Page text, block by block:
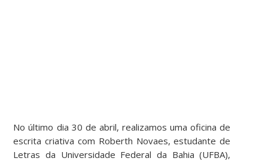
No último dia 30 de abril, realizamos uma oficina de
escrita criativa com Roberth Novaes, estudante de
Letras da Universidade Federal da Bahia (UFBA),